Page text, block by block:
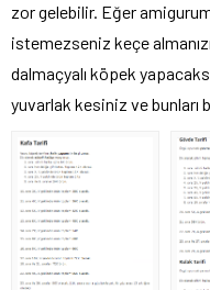
zor gelebilir. Eğer
istemezseniz keçe
dalmaçyalı köpek
yuvarlak kesiniz ve